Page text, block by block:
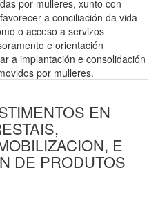
por mulleres, xunto con
a conciliación da vida
o acceso a servizos
e orientación
a implantación e consolidación
por mulleres.
EN
E
DE PRODUTOS